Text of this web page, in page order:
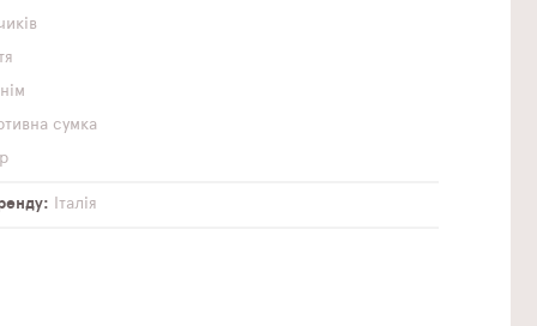
сумка
Італія